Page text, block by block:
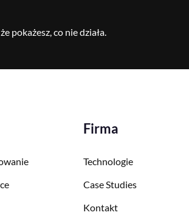
pokażesz, co nie działa.
Firma
Technologie
Case Studies
Kontakt